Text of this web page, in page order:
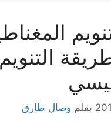
التنويم
بقلم وصال طارق